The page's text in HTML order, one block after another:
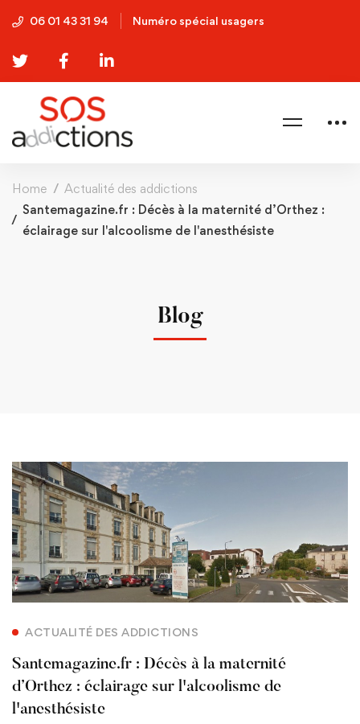
06 01 43 31 94 Numéro spécial usagers
Home
Actualité des addictions
Santemagazine.fr : Décès à la maternité d’Orthez :
éclairage sur l'alcoolisme de l'anesthésiste
Blog
ACTUALITÉ DES ADDICTIONS
Santemagazine.fr : Décès à la maternité
d’Orthez : éclairage sur l'alcoolisme de
l'anesthésiste